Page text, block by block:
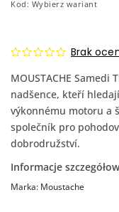
Kod: Wybierz wariant
Brak
MOUSTACHE
nadšence, kteří
výkonnému motoru a
společník pro
dobrodružství.
Informacje
Marka: Moustache